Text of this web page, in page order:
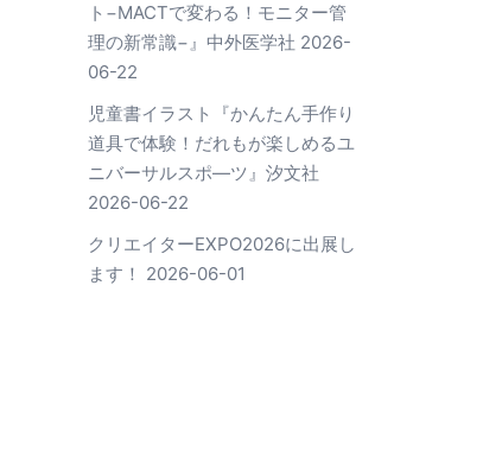
ト−MACTで変わる！モニター管
理の新常識−』中外医学社 2026-
06-22
児童書イラスト『かんたん手作り
道具で体験！だれもが楽しめるユ
ニバーサルスポ―ツ』汐文社
2026-06-22
クリエイターEXPO2026に出展し
ます！ 2026-06-01